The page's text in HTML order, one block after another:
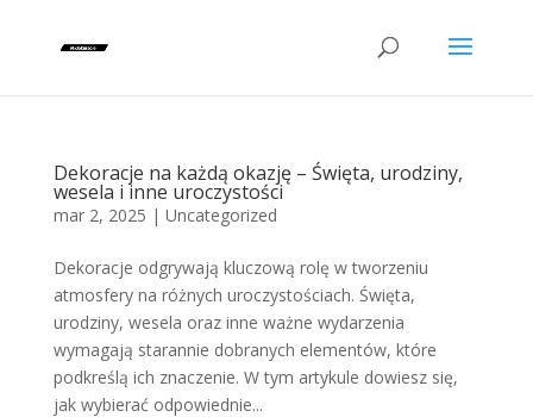
Dekoracje na każdą okazję – Święta, urodziny,
wesela i inne uroczystości
mar 2, 2025 | Uncategorized
Dekoracje odgrywają kluczową rolę w tworzeniu
atmosfery na różnych uroczystościach. Święta,
urodziny, wesela oraz inne ważne wydarzenia
wymagają starannie dobranych elementów, które
podkreślą ich znaczenie. W tym artykule dowiesz się,
jak wybierać odpowiednie...